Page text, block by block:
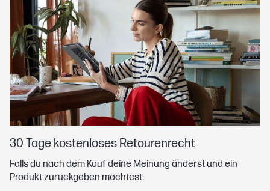
30 Tage kostenloses Retourenrecht
Falls du nach dem Kauf deine Meinung änderst und ein
Produkt zurückgeben möchtest.